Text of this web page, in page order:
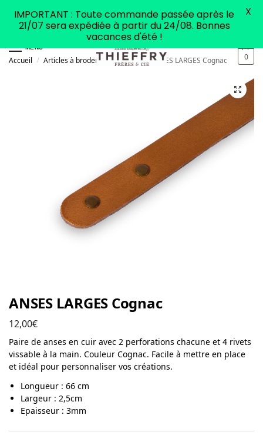
MENU
0
Accueil / Articles à broder Mercerie ANSES LARGES Cognac
ANSES LARGES Cognac
12,00€
Paire de anses en cuir avec 2 perforations chacune et 4 rivets
vissable à la main. Couleur Cognac. Facile à mettre en place
et idéal pour personnaliser vos créations.
Longueur : 66 cm
Largeur : 2,5cm
Epaisseur : 3mm
IMPORTANT : Toute commande passée après le
21/07 sera expédiée à partir du 24/08. Bonnes
vacances d'été !
X